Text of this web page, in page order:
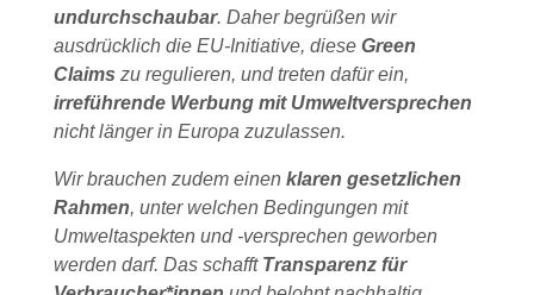
undurchschaubar. Daher begrüßen wir
ausdrücklich die EU-Initiative, diese Green
Claims zu regulieren, und treten dafür ein,
irreführende Werbung mit Umweltversprechen
nicht länger in Europa zuzulassen.
Wir brauchen zudem einen klaren gesetzlichen
Rahmen, unter welchen Bedingungen mit
Umweltaspekten und -versprechen geworben
werden darf. Das schafft Transparenz für